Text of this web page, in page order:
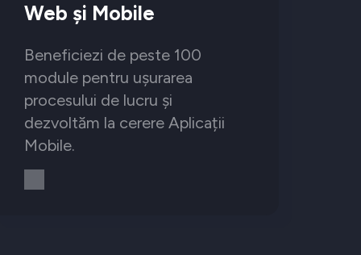
Web și Mobile
Beneficiezi de peste 100
module pentru ușurarea
procesului de lucru și
dezvoltăm la cerere Aplicații
Mobile.